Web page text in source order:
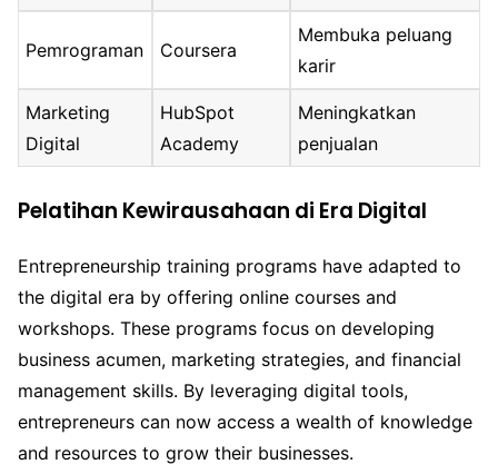
Pemrograman Coursera
Membuka peluang
karir
Marketing
Digital
HubSpot
Academy
Meningkatkan
penjualan
Pelatihan Kewirausahaan di Era Digital
Entrepreneurship training programs have adapted to
the digital era by offering online courses and
workshops. These programs focus on developing
business acumen, marketing strategies, and financial
management skills. By leveraging digital tools,
entrepreneurs can now access a wealth of knowledge
and resources to grow their businesses.